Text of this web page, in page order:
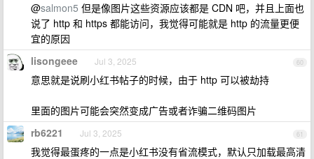
@salmon5 但是像图片这些资源应该都是 CDN 吧，并且上面也
说了 http 和 https 都能访问，我觉得可能就是 http 的流量更便
宜的原因
60
lisongeee Jul 3, 2025
意思就是说刷小红书帖子的时候，由于 http 可以被劫持
里面的图片可能会突然变成广告或者诈骗二维码图片
61
rb6221 Jul 3, 2025
我觉得最蛋疼的一点是小红书没有省流模式，默认只加载最高清